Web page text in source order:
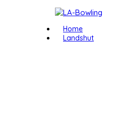
Home
Landshut